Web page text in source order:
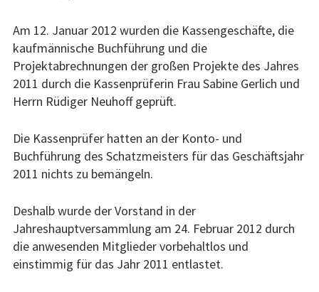
Am 12. Januar 2012 wurden die Kassengeschäfte, die
kaufmännische Buchführung und die
Projektabrechnungen der großen Projekte des Jahres
2011 durch die Kassenprüferin Frau Sabine Gerlich und
Herrn Rüdiger Neuhoff geprüft.
Die Kassenprüfer hatten an der Konto- und
Buchführung des Schatzmeisters für das Geschäftsjahr
2011 nichts zu bemängeln.
Deshalb wurde der Vorstand in der
Jahreshauptversammlung am 24. Februar 2012 durch
die anwesenden Mitglieder vorbehaltlos und
einstimmig für das Jahr 2011 entlastet.